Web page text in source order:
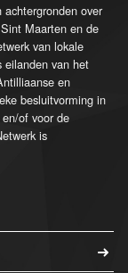
over
Maarten en de
van lokale
eilanden van het
en
besluitvorming in
of voor de
is